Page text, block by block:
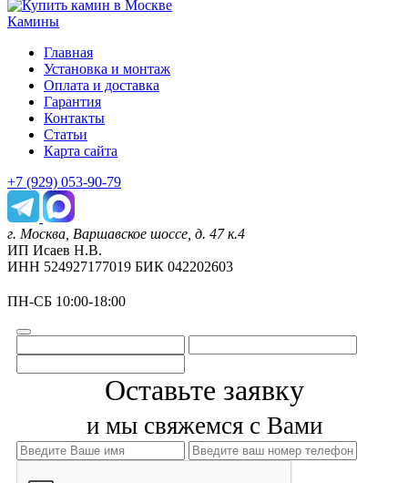
Камины
Главная
Установка и монтаж
Оплата и доставка
Гарантия
Контакты
Статьи
Карта сайта
+7 (929) 053-90-79
г. Москва, Варшавское шоссе, д. 47 к.4
ИП Исаев Н.В.
ИНН 524927177019 БИК 042202603
ПН-СБ 10:00-18:00
Оставьте заявку
и мы свяжемся с Вами